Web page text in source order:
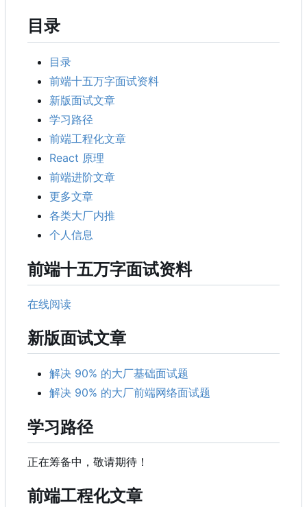
目录
目录
前端十五万字面试资料
新版面试文章
学习路径
前端工程化文章
React 原理
前端进阶文章
更多文章
各类大厂内推
个人信息
前端十五万字面试资料
在线阅读
新版面试文章
解决 90% 的大厂基础面试题
解决 90% 的大厂前端网络面试题
学习路径
正在筹备中，敬请期待！
前端工程化文章